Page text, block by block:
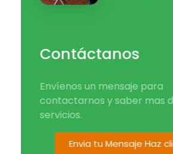
Contáctanos
Envíenos un mensaje para
contactarnos y saber mas
servicios.
Envia tu Mensaje Haz